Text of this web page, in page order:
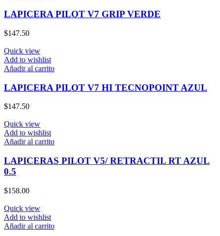
LAPICERA PILOT V7 GRIP VERDE
$147.50
Quick view
Add to wishlist
Añadir al carrito
LAPICERA PILOT V7 HI TECNOPOINT AZUL
$147.50
Quick view
Add to wishlist
Añadir al carrito
LAPICERAS PILOT V5/ RETRACTIL RT AZUL
0.5
$158.00
Quick view
Add to wishlist
Añadir al carrito